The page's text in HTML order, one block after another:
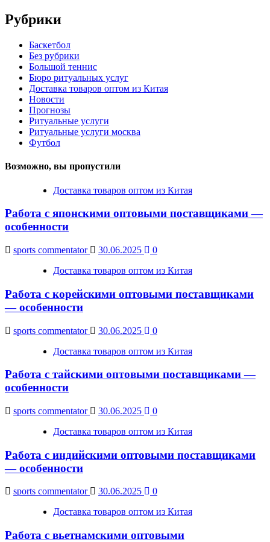
Рубрики
Баскетбол
Без рубрики
Большой теннис
Бюро ритуальных услуг
Доставка товаров оптом из Китая
Новости
Прогнозы
Ритуальные услуги
Ритуальные услуги москва
Футбол
Возможно, вы пропустили
Доставка товаров оптом из Китая
Работа с японскими оптовыми поставщиками —
особенности
sports commentator 30.06.2025
0
Доставка товаров оптом из Китая
Работа с корейскими оптовыми поставщиками
— особенности
sports commentator 30.06.2025
0
Доставка товаров оптом из Китая
Работа с тайскими оптовыми поставщиками —
особенности
sports commentator 30.06.2025
0
Доставка товаров оптом из Китая
Работа с индийскими оптовыми поставщиками
— особенности
sports commentator 30.06.2025
0
Доставка товаров оптом из Китая
Работа с вьетнамскими оптовыми